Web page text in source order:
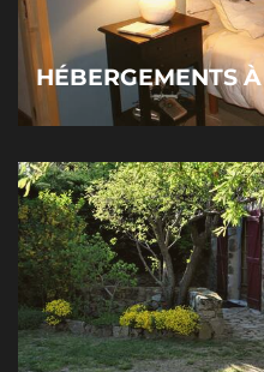
HÉBERGEMENTS